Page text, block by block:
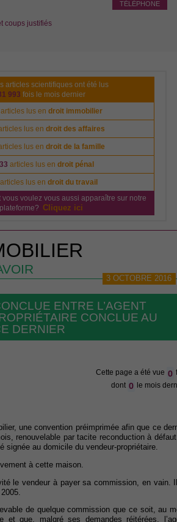
TÉLÉPHONE
coups justifiés
articles scientifiques ont été lus
993 fois le mois dernier
articles lus endroit immobilier
lus endroit des affaires
lus endroit de la famille
articles lus en droit pénal
articles lus en droit du travail
vous voulez vous aussi apparaître sur notre
plateforme? Cliquez ici
3 OCTOBRE 2016
ENTRE L’AGENT
CONCLUE AU
DERNIER
Cette page a été vue 0
dont 0 le mois
une convention préimprimée afin que ce
renouvelable par tacite reconduction à
au domicile du vendeur-propriétaire.
à cette maison.
le vendeur à payer sa commission, en vain.
de quelque commission que ce soit, au
et que, malgré ses demandes réitérées,